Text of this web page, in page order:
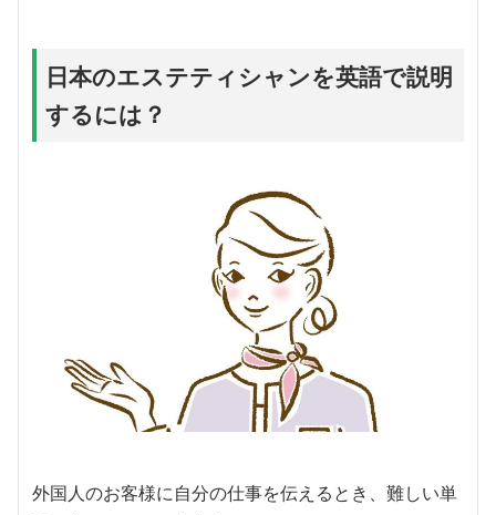
日本のエステティシャンを英語で説明
するには？
外国人のお客様に自分の仕事を伝えるとき、難しい単